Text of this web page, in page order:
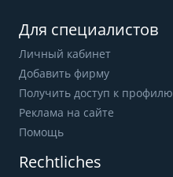
Для специалистов
Личный кабинет
Добавить фирму
Получить доступ к профилю
Реклама на сайте
Помощь
Rechtliches